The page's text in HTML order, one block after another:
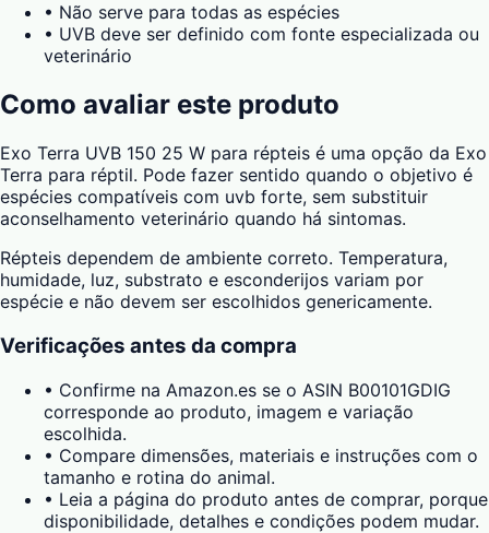
• Não serve para todas as espécies
• UVB deve ser definido com fonte especializada ou
veterinário
Como avaliar este produto
Exo Terra UVB 150 25 W para répteis é uma opção da Exo
Terra para réptil. Pode fazer sentido quando o objetivo é
espécies compatíveis com uvb forte, sem substituir
aconselhamento veterinário quando há sintomas.
Répteis dependem de ambiente correto. Temperatura,
humidade, luz, substrato e esconderijos variam por
espécie e não devem ser escolhidos genericamente.
Verificações antes da compra
• Confirme na Amazon.es se o ASIN B00101GDIG
corresponde ao produto, imagem e variação
escolhida.
• Compare dimensões, materiais e instruções com o
tamanho e rotina do animal.
• Leia a página do produto antes de comprar, porque
disponibilidade, detalhes e condições podem mudar.